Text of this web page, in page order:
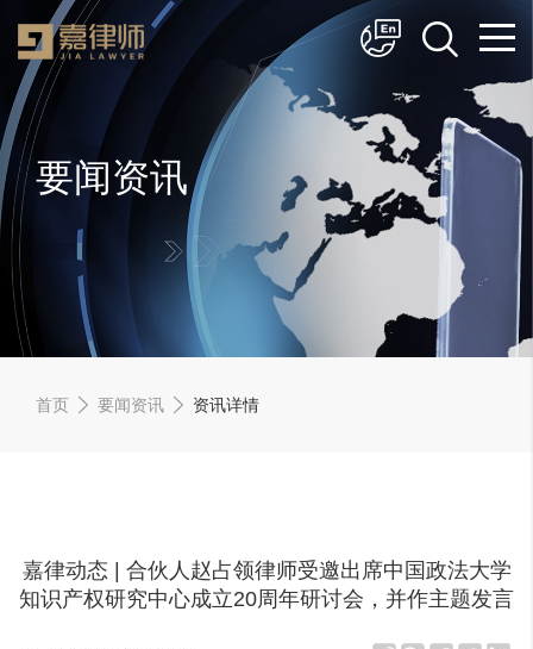
简体中文
English
要闻资讯
首页 要闻资讯 资讯详情
嘉律动态 | 合伙人赵占领律师受邀出席中国政法大学
知识产权研究中心成立20周年研讨会，并作主题发言